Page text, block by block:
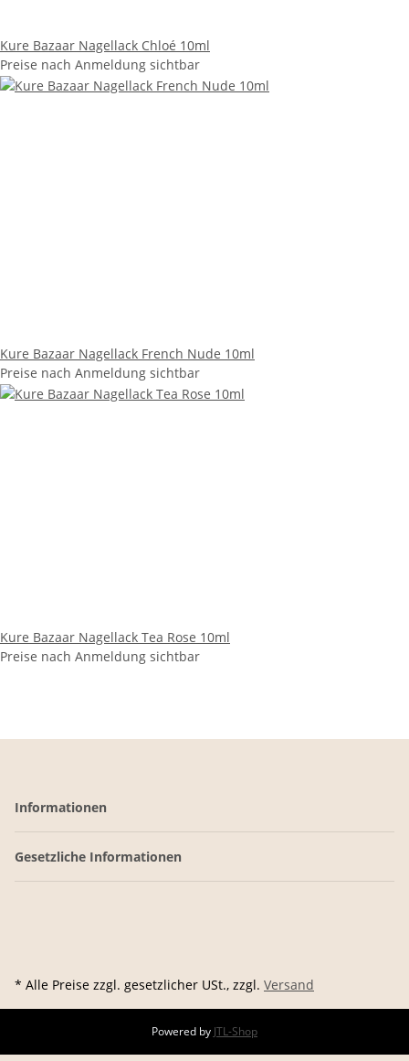
Kure Bazaar Nagellack Chloé 10ml
Preise nach Anmeldung sichtbar
Kure Bazaar Nagellack French Nude 10ml
Preise nach Anmeldung sichtbar
Kure Bazaar Nagellack Tea Rose 10ml
Preise nach Anmeldung sichtbar
Informationen
Gesetzliche Informationen
* Alle Preise zzgl. gesetzlicher USt., zzgl. Versand
Powered by JTL-Shop